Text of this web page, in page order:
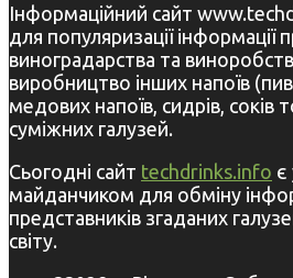
Інформаційний сайт
для популяризації інформації
виноградарства та
виробництво інших напоїв
медових напоїв, сидрів,
суміжних галузей.
Сьогодні сайт techdrinks.info є
майданчиком для обміну
представників згаданих
світу.